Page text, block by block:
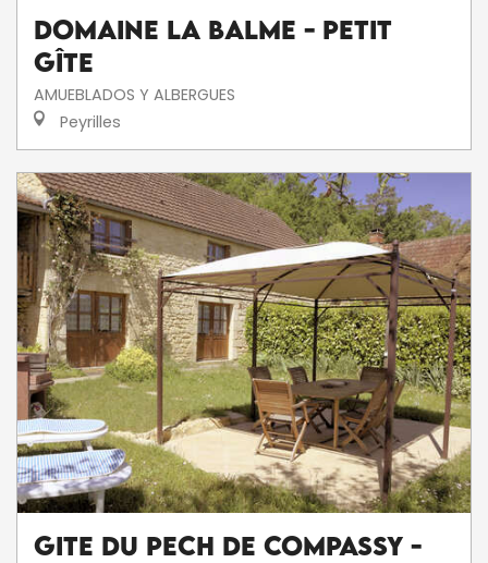
Domaine la Balme - Petit
Gîte
AMUEBLADOS Y ALBERGUES
Peyrilles
Gite du Pech de Compassy -